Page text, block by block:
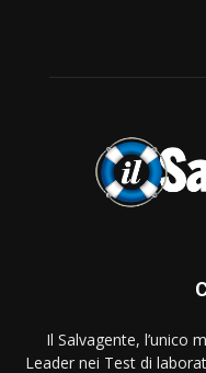
Il Salvagente, l’unico
Leader nei Test di